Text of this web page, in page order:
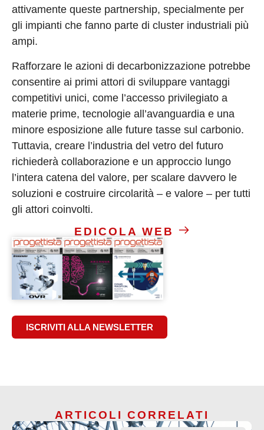
attivamente queste partnership, specialmente per
gli impianti che fanno parte di cluster industriali più
ampi.
Rafforzare le azioni di decarbonizzazione potrebbe
consentire ai primi attori di sviluppare vantaggi
competitivi unici, come l’accesso privilegiato a
materie prime, tecnologie all’avanguardia e una
minore esposizione alle future tasse sul carbonio.
Tuttavia, creare l’industria del vetro del futuro
richiederà collaborazione e un approccio lungo
l’intera catena del valore, per scalare davvero le
soluzioni e costruire circolarità – e valore – per tutti
gli attori coinvolti.
EDICOLA WEB
ISCRIVITI ALLA NEWSLETTER
ARTICOLI CORRELATI